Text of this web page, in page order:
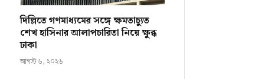
দিল্লিতে গণমাধ্যমের সঙ্গে ক্ষমতাচ্যুত
শেখ হাসিনার আলাপচারিতা নিয়ে ক্ষুব্ধ
ঢাকা
আগস্ট ৬, ২০২৬